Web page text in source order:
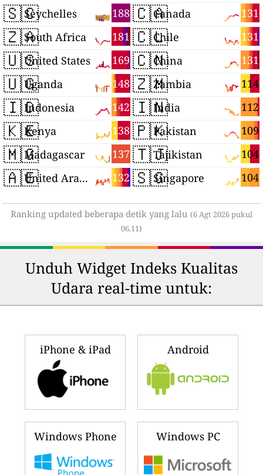
🇸🇨 188
Seychelles
🇿🇦 181
South Africa
🇺🇸 169
United States
🇺🇬 148
Uganda
🇮🇩 142
Indonesia
🇰🇪 138
Kenya
🇲🇬 137
Madagascar
🇦🇪 132
United Arab Emirates
🇨🇦 131
Canada
🇨🇱 131
Chile
🇨🇳 131
China
🇿🇲 114
Zambia
🇮🇳 112
India
🇵🇰 109
Pakistan
🇹🇯 104
Tajikistan
🇸🇬 104
Singapore
Ranking updated beberapa detik yang lalu (6 Agt 2026 pukul
06.11)
Unduh Widget Indeks Kualitas
Udara real-time untuk:
iPhone & iPad Android
Windows Phone Windows PC